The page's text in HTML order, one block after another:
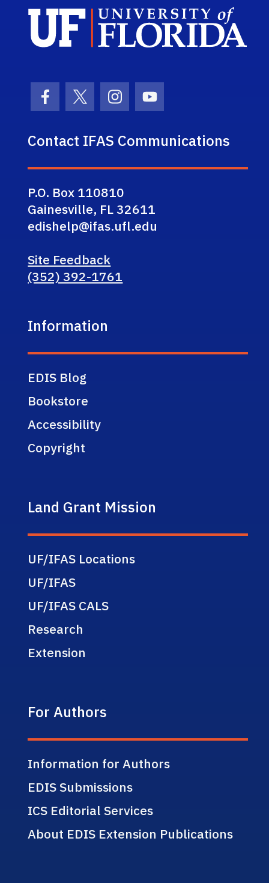
Facebook Icon
Twitter IconInstagram Icon
Youtube Icon
Contact IFAS Communications
P.O. Box 110810
Gainesville, FL 32611
edishelp@ifas.ufl.edu
Site Feedback
(352) 392-1761
Information
EDIS Blog
Bookstore
Accessibility
Copyright
Land Grant Mission
UF/IFAS Locations
UF/IFAS
UF/IFAS CALS
Research
Extension
For Authors
Information for Authors
EDIS Submissions
ICS Editorial Services
About EDIS Extension Publications